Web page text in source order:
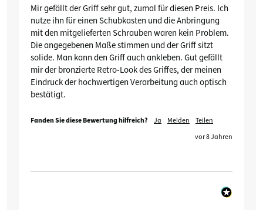
Mir gefällt der Griff sehr gut, zumal für diesen Preis. Ich
nutze ihn für einen Schubkasten und die Anbringung
mit den mitgelieferten Schrauben waren kein Problem.
Die angegebenen Maße stimmen und der Griff sitzt
solide. Man kann den Griff auch ankleben. Gut gefällt
mir der bronzierte Retro-Look des Griffes, der meinen
Eindruck der hochwertigen Verarbeitung auch optisch
bestätigt.
Fanden Sie diese Bewertung hilfreich? Ja Melden
Teilen
vor 8 Jahren